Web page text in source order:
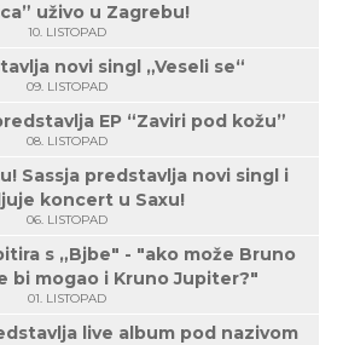
uživo u Zagrebu!
10. LISTOPAD
novi singl „Veseli se“
09. LISTOPAD
EP “Zaviri pod kožu”
08. LISTOPAD
Sassja predstavlja novi singl i
koncert u Saxu!
06. LISTOPAD
s „Bjbe" - "ako može Bruno
bi mogao i Kruno Jupiter?"
01. LISTOPAD
live album pod nazivom